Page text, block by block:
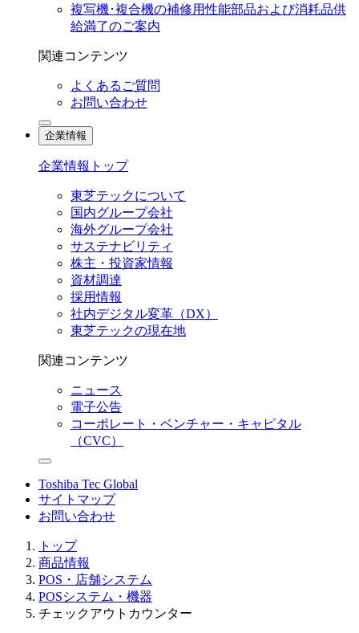
複写機･複合機の補修用性能部品および消耗品供
給満了のご案内
関連コンテンツ
よくあるご質問
お問い合わせ
企業情報
企業情報トップ
東芝テックについて
国内グループ会社
海外グループ会社
サステナビリティ
株主・投資家情報
資材調達
採用情報
社内デジタル変革（DX）
東芝テックの現在地
関連コンテンツ
ニュース
電子公告
コーポレート・ベンチャー・キャピタル
（CVC）
Toshiba Tec Global
サイトマップ
お問い合わせ
トップ
商品情報
POS・店舗システム
POSシステム・機器
チェックアウトカウンター